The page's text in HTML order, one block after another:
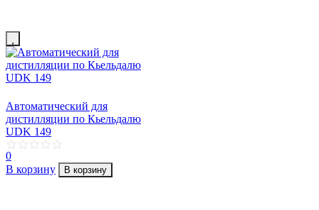
Автоматический для
дистилляции по Кьельдалю
UDK 149
0
В корзину
В корзину